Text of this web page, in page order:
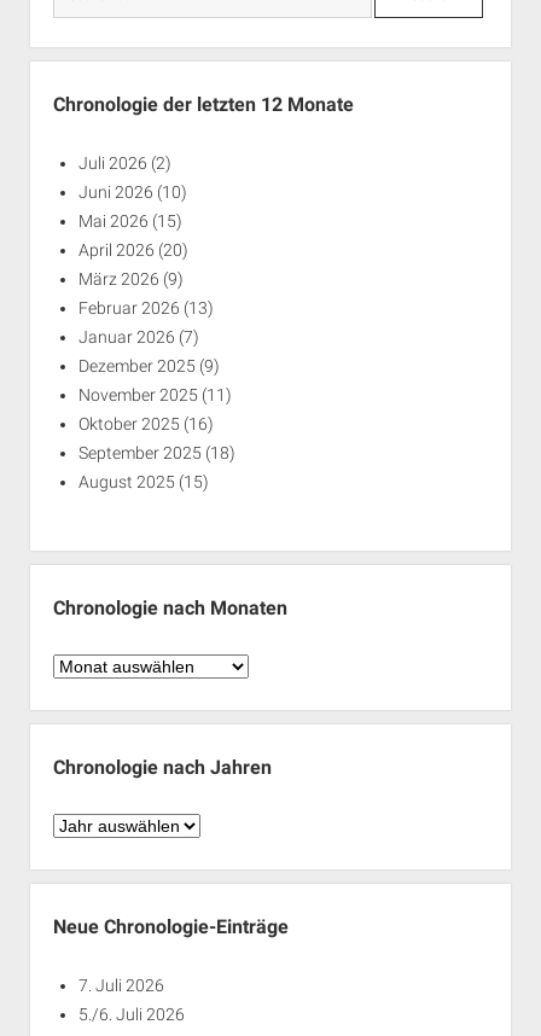
Chronologie der letzten 12 Monate
Juli 2026 (2)
Juni 2026 (10)
Mai 2026 (15)
April 2026 (20)
März 2026 (9)
Februar 2026 (13)
Januar 2026 (7)
Dezember 2025 (9)
November 2025 (11)
Oktober 2025 (16)
September 2025 (18)
August 2025 (15)
Chronologie nach Monaten
Chronologie
Monaten
Chronologie nach Jahren
Chronologie
Jahren
Neue Chronologie-Einträge
7. Juli 2026
5./6. Juli 2026